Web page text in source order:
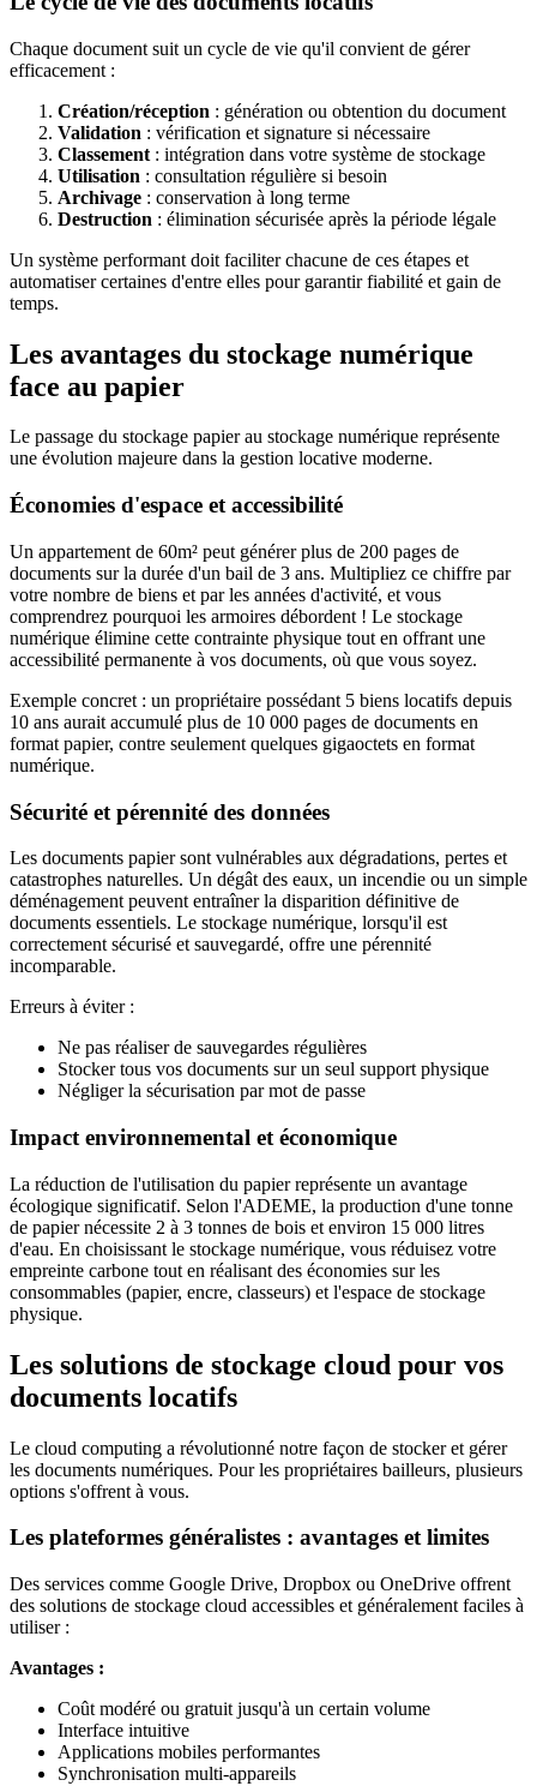
Chaque document suit un cycle de vie qu'il convient de gérer
efficacement :
Création/réception : génération ou obtention du document
Validation : vérification et signature si nécessaire
Classement : intégration dans votre système de stockage
Utilisation : consultation régulière si besoin
Archivage : conservation à long terme
Destruction : élimination sécurisée après la période légale
Un système performant doit faciliter chacune de ces étapes et
automatiser certaines d'entre elles pour garantir fiabilité et gain de
temps.
Les avantages du stockage numérique
face au papier
Le passage du stockage papier au stockage numérique représente
une évolution majeure dans la gestion locative moderne.
Économies d'espace et accessibilité
Un appartement de 60m² peut générer plus de 200 pages de
documents sur la durée d'un bail de 3 ans. Multipliez ce chiffre par
votre nombre de biens et par les années d'activité, et vous
comprendrez pourquoi les armoires débordent ! Le stockage
numérique élimine cette contrainte physique tout en offrant une
accessibilité permanente à vos documents, où que vous soyez.
Exemple concret : un propriétaire possédant 5 biens locatifs depuis
10 ans aurait accumulé plus de 10 000 pages de documents en
format papier, contre seulement quelques gigaoctets en format
numérique.
Sécurité et pérennité des données
Les documents papier sont vulnérables aux dégradations, pertes et
catastrophes naturelles. Un dégât des eaux, un incendie ou un simple
déménagement peuvent entraîner la disparition définitive de
documents essentiels. Le stockage numérique, lorsqu'il est
correctement sécurisé et sauvegardé, offre une pérennité
incomparable.
Erreurs à éviter :
Ne pas réaliser de sauvegardes régulières
Stocker tous vos documents sur un seul support physique
Négliger la sécurisation par mot de passe
Impact environnemental et économique
La réduction de l'utilisation du papier représente un avantage
écologique significatif. Selon l'ADEME, la production d'une tonne
de papier nécessite 2 à 3 tonnes de bois et environ 15 000 litres
d'eau. En choisissant le stockage numérique, vous réduisez votre
empreinte carbone tout en réalisant des économies sur les
consommables (papier, encre, classeurs) et l'espace de stockage
physique.
Les solutions de stockage cloud pour vos
documents locatifs
Le cloud computing a révolutionné notre façon de stocker et gérer
les documents numériques. Pour les propriétaires bailleurs, plusieurs
options s'offrent à vous.
Les plateformes généralistes : avantages et limites
Des services comme Google Drive, Dropbox ou OneDrive offrent
des solutions de stockage cloud accessibles et généralement faciles à
utiliser :
Avantages :
Coût modéré ou gratuit jusqu'à un certain volume
Interface intuitive
Applications mobiles performantes
Synchronisation multi-appareils